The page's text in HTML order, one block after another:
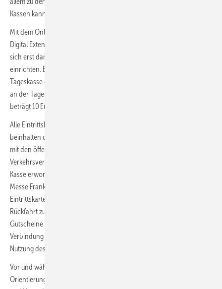
Kassen kann nur bargeldlos bezahlt werden.
Mit dem Online-Ticket ist zudem schon im Vorfeld der Zugriff auf die
Digital Extension möglich. Mit vor Ort erworbenen Tickets kann man
sich erst danach für die Digital Extension registrieren und ein Profil
einrichten. Eine ISH-Tageskarte kostet im Vorverkauf 17 Euro, an der
Tageskasse 40 Euro. Eine Dauerkarte kostet im Vorverkauf 46 Euro und
an der Tageskasse 90 Euro. Der ermäßigte Eintrittspreis für Studenten
beträgt 10 Euro (nur im Kassenverkauf).
Alle Eintrittskarten (außer Ehrenkarten und Digital Extension)
beinhalten die kostenlosen Fahrten zur Messe Frankfurt und zurück
mit den öffentlichen Verkehrsmitteln des Rhein-Main-
Verkehrsverbund (RMV) innerhalb des gesamten Tarifgebiets. An der
Kasse erworbene Tageskarten berechtigen nur zur Rückfahrt von der
Messe Frankfurt. Gutscheinkarten müssen im Internet in eine
Eintrittskarte getauscht werden, damit auch der RMV zur Hin- und
Rückfahrt zur Messe genutzt werden kann. Nur umgetauschte
Gutscheine sind einlassberechtigt. Das Online-Ticket ist nur in
Verbindung mit einem gültigen Personalausweis oder Pass zur
Nutzung des RMV berechtigt.
Vor und während der Messe bietet die App „ISH Navigator“
Orientierung. Sie enthält alle Aussteller und Produkte sowie die Events